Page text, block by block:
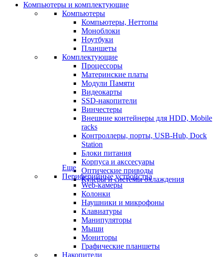
Компьютеры и комплектующие
Компьютеры
Компьютеры, Неттопы
Моноблоки
Ноутбуки
Планшеты
Комплектующие
Процессоры
Материнские платы
Модули Памяти
Видеокарты
SSD-накопители
Винчестеры
Внешние контейнеры для HDD, Mobile
racks
Контроллеры, порты, USB-Hub, Dock
Station
Блоки питания
Корпуса и акссесуары
Оптические приводы
Кулеры и системы охлаждения
Еще
Периферийные устройства
Web-камеры
Колонки
Наушники и микрофоны
Клавиатуры
Манипуляторы
Мыши
Мониторы
Графические планшеты
Накопители